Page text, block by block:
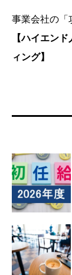
事業会社の「
【ハイエン
ィング】